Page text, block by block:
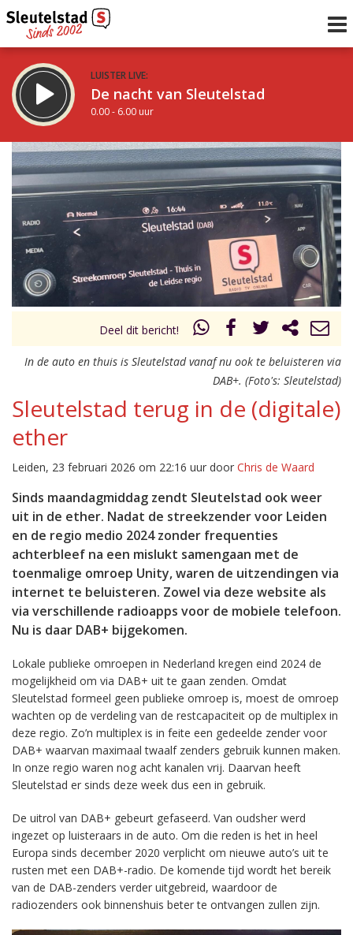
LUISTER LIVE:
De nacht van Sleutelstad
0.00 - 6.00 uur
STRAKS:
De ochtend van Sleutelstad
6.00 - 12.00 uur
Vorig uur
uur 1 van 0 Volgend uur
Deel dit bericht!
In de auto en thuis is Sleutelstad vanaf nu ook te beluisteren via
DAB+. (Foto's: Sleutelstad)
Sleutelstad terug in de (digitale)
ether
Leiden, 23 februari 2026 om 22:16 uur door Chris de Waard
Sinds maandagmiddag zendt Sleutelstad ook weer
uit in de ether. Nadat de streekzender voor Leiden
en de regio medio 2024 zonder frequenties
achterbleef na een mislukt samengaan met de
toenmalige omroep Unity, waren de uitzendingen via
internet te beluisteren. Zowel via deze website als
via verschillende radioapps voor de mobiele telefoon.
Nu is daar DAB+ bijgekomen.
Lokale publieke omroepen in Nederland kregen eind 2024 de
mogelijkheid om via DAB+ uit te gaan zenden. Omdat
Sleutelstad formeel geen publieke omroep is, moest de omroep
wachten op de verdeling van de restcapaciteit op de multiplex in
deze regio. Zo’n multiplex is in feite een gedeelde zender voor
DAB+ waarvan maximaal twaalf zenders gebruik kunnen maken.
In onze regio waren nog acht kanalen vrij. Daarvan heeft
Sleutelstad er sinds deze week dus een in gebruik.
De uitrol van DAB+ gebeurt gefaseerd. Van oudsher werd
ingezet op luisteraars in de auto. Om die reden is het in heel
Europa sinds december 2020 verplicht om nieuwe auto’s uit te
rusten met een DAB+-radio. De komende tijd wordt het bereik
van de DAB-zenders verder uitgebreid, waardoor de
radiozenders ook binnenshuis beter te ontvangen zullen zijn.